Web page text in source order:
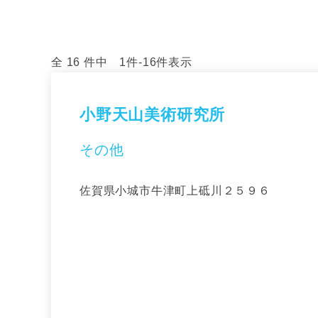
全 16 件中 1件-16件表示
小野天山美術研究所
その他
佐賀県小城市牛津町上砥川２５９６